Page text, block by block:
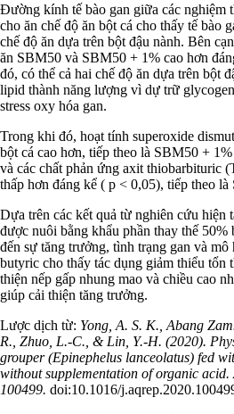
Đường kính tế bào gan giữa các nghiệm
cho ăn chế độ ăn bột cá cho thấy tế bào
chế độ ăn dựa trên bột đậu nành. Bên
ăn SBM50 và SBM50 + 1% cao hơn
đó, có thể cả hai chế độ ăn dựa trên bột
lipid thành năng lượng vì dự trữ
stress oxy hóa gan.
Trong khi đó, hoạt tính superoxide
bột cá cao hơn, tiếp theo là SBM50 +
và các chất phản ứng axit thiobarbituric
thấp hơn đáng kể ( p < 0,05), tiếp theo
Dựa trên các kết quả từ nghiên cứu hiện
được nuôi bằng khẩu phần thay thế 50%
đến sự tăng trưởng, tình trạng gan và
butyric cho thấy tác dụng giảm thiểu tổn
thiện nếp gấp nhung mao và chiều cao
giúp cải thiện tăng trưởng.
Lược dịch từ: Yong, A. S. K., Abang
R., Zhuo, L.-C., & Lin, Y.-H. (2020).
grouper (Epinephelus lanceolatus) fed
without supplementation of organic acid.
100499. doi:10.1016/